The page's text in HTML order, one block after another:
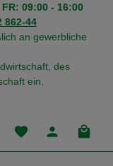
FR: 09:00 - 16:00
862-44
an gewerbliche
des
ein.
Du hast 0